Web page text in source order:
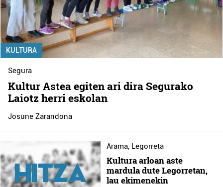
KULTURA
Segura
Kultur Astea egiten ari dira Segurako
Laiotz herri eskolan
Josune Zarandona
Arama, Legorreta
Kultura arloan aste
mardula dute Legorretan,
lau ekimenekin